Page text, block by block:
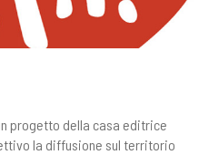
progetto della casa editrice
la diffusione sul territorio